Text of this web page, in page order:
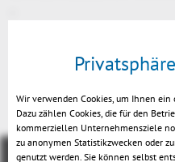
Wir verwenden Cookies, um Ihnen
Dazu zählen Cookies, die für den
kommerziellen Unternehmensziele
zu anonymen Statistikzwecken oder
genutzt werden. Sie können selbst